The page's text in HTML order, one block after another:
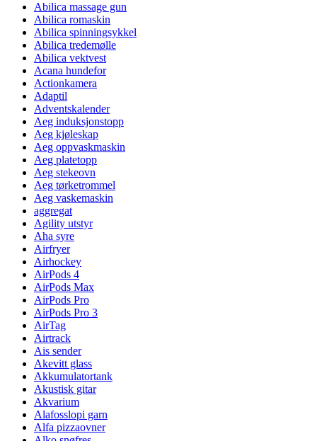
Abilica massage gun
Abilica romaskin
Abilica spinningsykkel
Abilica tredemølle
Abilica vektvest
Acana hundefor
Actionkamera
Adaptil
Adventskalender
Aeg induksjonstopp
Aeg kjøleskap
Aeg oppvaskmaskin
Aeg platetopp
Aeg stekeovn
Aeg tørketrommel
Aeg vaskemaskin
aggregat
Agility utstyr
Aha syre
Airfryer
Airhockey
AirPods 4
AirPods Max
AirPods Pro
AirPods Pro 3
AirTag
Airtrack
Ais sender
Akevitt glass
Akkumulatortank
Akustisk gitar
Akvarium
Alafosslopi garn
Alfa pizzaovner